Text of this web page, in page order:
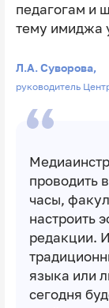
педагогам и
тему имиджа
Л.А. Суворова,
руководитель
проводить
часы,
настроить
редакции.
языка или
сегодня